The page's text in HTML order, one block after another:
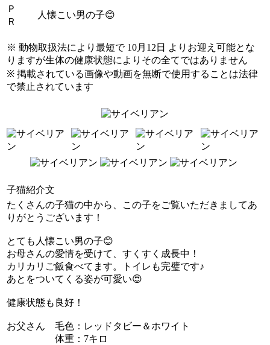
Ｐ
Ｒ
人懐こい男の子😊
※ 動物取扱法により最短で 10月12日 よりお迎え可能とな
りますが生体の健康状態によりその全てではありません
※ 掲載されている画像や動画を無断で使用することは法律
で禁止されています
子猫紹介文
たくさんの子猫の中から、この子をご覧いただきましてあ
りがとうございます！
とても人懐こい男の子😊
お母さんの愛情を受けて、すくすく成長中！
カリカリご飯食べてます。トイレも完璧です♪
あとをついてくる姿が可愛い😍
健康状態も良好！
お父さん 毛色：レッドタビー＆ホワイト
体重：7キロ